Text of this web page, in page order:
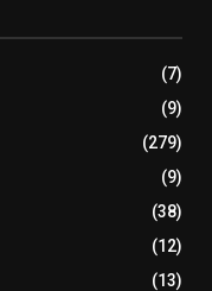
(7)
(9)
(279)
(9)
(38)
(12)
(13)